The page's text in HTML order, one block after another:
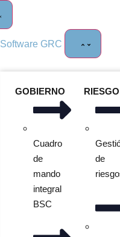
Software GRC
GOBIERNO
Cuadro
de
mando
integral
BSC
RIESGO
de